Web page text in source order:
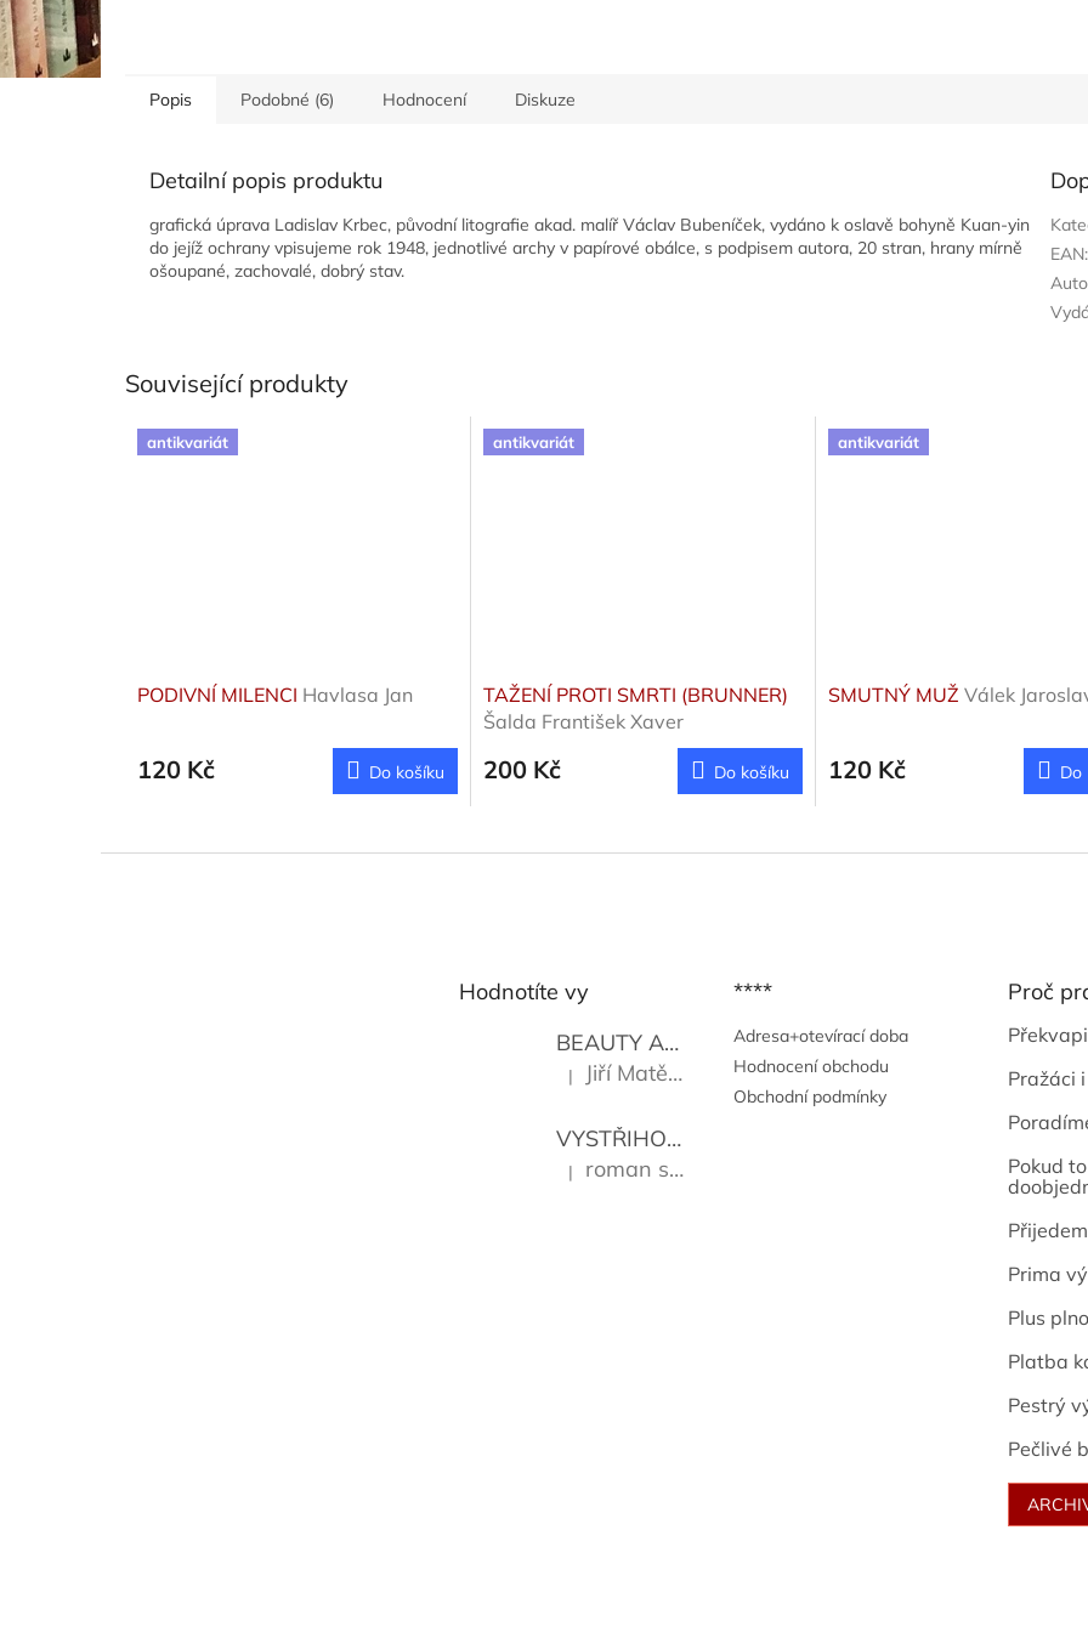
Popis Podobné (6) Hodnocení Diskuze
Detailní popis produktu
grafická úprava Ladislav Krbec, původní litografie akad. malíř Václav Bubeníček, vydáno k oslavě bohyně Kuan-yin
do jejíž ochrany vpisujeme rok 1948, jednotlivé archy v papírové obálce, s podpisem autora, 20 stran, hrany mírně
ošoupané, zachovalé, dobrý stav.
EAN:
Související produkty
antikvariát
PODIVNÍ MILENCI Havlasa Jan
120 Kč Do košíku
antikvariát
TAŽENÍ PROTI SMRTI (BRUNNER)
Šalda František Xaver
200 Kč Do košíku
antikvariát
SMUTNÝ MUŽ Válek
120 Kč Do
Hodnotíte vy
BEAUTY AND THE BEAT
Go Go's
Hodnocení produktu je 5 z 5 hvězdiček.
| Jiří Matějů
VYSTŘIHOVÁNKY - PRAŽSKÉ PAMÁTKY Kropáček
Hodnocení produktu je 5 z 5 hvězdiček.
| roman sekanina
****
Adresa+otevírací doba
Hodnocení obchodu
Obchodní podmínky
Proč
Pražáci
Pokud
Prima
Plus
Platba
Pestrý
Pečlivé